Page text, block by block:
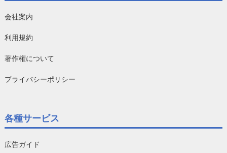
会社案内
利用規約
著作権について
プライバシーポリシー
各種サービス
広告ガイド